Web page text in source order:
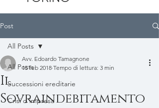
Post
All Posts
Successioni ereditarie
Crisi d'impresa
All Posts
Il
Sovraindebitamento
Avv. Edoardo Tamagnone
15 feb 2018 Tempo di lettura: 3 min